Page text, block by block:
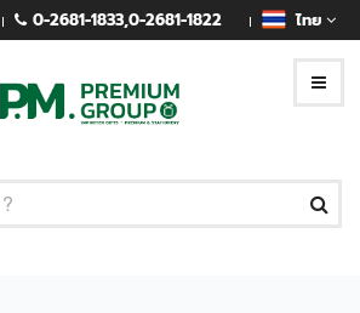
0-2681-1833,0-2681-1822 ไทย